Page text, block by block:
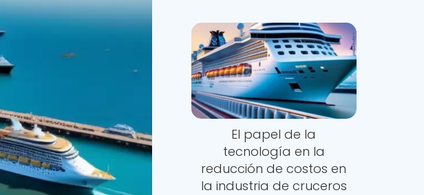
El papel de la
tecnología en la
reducción de costos en
la industria de cruceros